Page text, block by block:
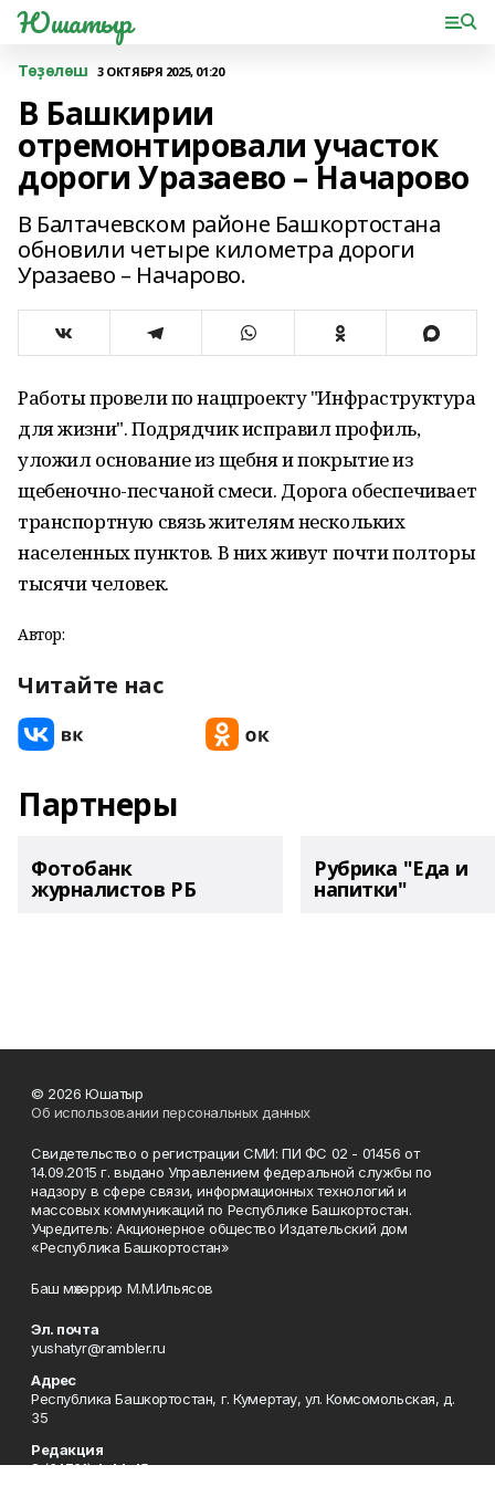
Юшатыр
Төҙөлөш 3 ОКТЯБРЯ 2025, 01:20
В Башкирии
отремонтировали участок
дороги Уразаево – Начарово
В Балтачевском районе Башкортостана
обновили четыре километра дороги
Уразаево – Начарово.
Работы провели по нацпроекту "Инфраструктура
для жизни". Подрядчик исправил профиль,
уложил основание из щебня и покрытие из
щебеночно-песчаной смеси. Дорога обеспечивает
транспортную связь жителям нескольких
населенных пунктов. В них живут почти полторы
тысячи человек.
Автор:
Читайте нас
Партнеры
Фотобанк
журналистов РБ
Рубрика "Еда и
напитки"
© 2026 Юшатыр
Об использовании персональных данных
Свидетельство о регистрации СМИ: ПИ ФС 02 - 01456 от
14.09.2015 г. выдано Управлением федеральной службы по
надзору в сфере связи, информационных технологий и
массовых коммуникаций по Республике Башкортостан.
Учредитель: Акционерное общество Издательский дом
«Республика Башкортостан»
Баш мөхәррир М.М.Ильясов
Эл. почта
yushatyr@rambler.ru
Адрес
Республика Башкортостан, г. Кумертау, ул. Комсомольская, д.
35
Редакция
8 (34761) 4-44-45